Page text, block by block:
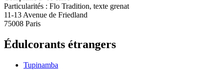
Particularités : Flo Tradition, texte grenat
11-13 Avenue de Friedland
75008 Paris
Édulcorants étrangers
Tupinamba